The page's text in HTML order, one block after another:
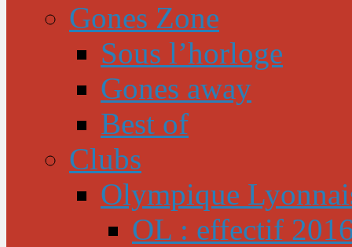
Gones Zone
Sous l’horloge
Gones away
Best of
Clubs
Olympique
OL : effectif